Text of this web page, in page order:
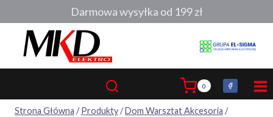
do
0
Strona Główna / Produkty/Dom Warsztat Akcesoria /
Darmowa wysyłka od 199 zł